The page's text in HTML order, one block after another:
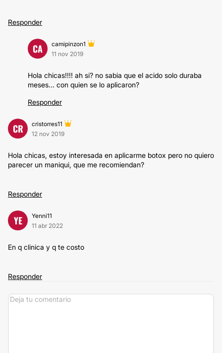
Responder
CA
camipinzon1
11 nov 2019
Hola chicas!!!! ah si? no sabia que el acido solo duraba
meses... con quien se lo aplicaron?
Responder
CR
cristorres11
12 nov 2019
Hola chicas, estoy interesada en aplicarme botox pero no quiero
parecer un maniqui, que me recomiendan?
Responder
YE
Yenni11
11 abr 2022
En q clinica y q te costo
Responder